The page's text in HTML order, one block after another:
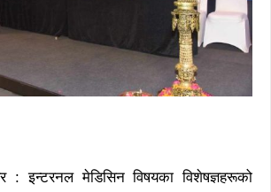
: इन्टरनल मेडिसिन विषयका विशेषज्ञहरूको